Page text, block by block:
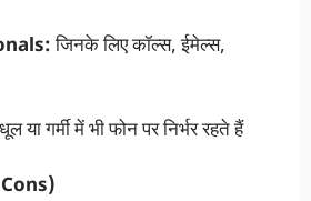
जिनके लिए कॉल्स, ईमेल्स,
या गर्मी में भी फोन पर निर्भर रहते हैं